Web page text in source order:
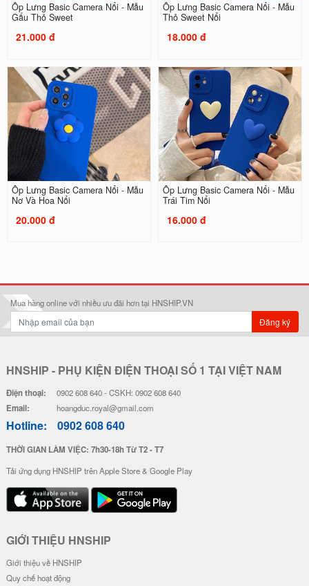
Ốp Lưng Basic Camera Nổi - Mẫu
Gấu Thỏ Sweet
21.000 đ
Ốp Lưng Basic Camera Nổi - Mẫu
Thỏ Sweet Nổi
18.000 đ
Ốp Lưng Basic Camera Nổi - Mẫu
Nơ Và Hoa Nổi
20.000 đ
Ốp Lưng Basic Camera Nổi - Mẫu
Trái Tim Nổi
16.000 đ
Mua hàng online với nhiều ưu đãi hơn tại HNSHIP.VN
Đăng ký
HNSHIP - PHỤ KIỆN ĐIỆN THOẠI SỐ 1 TẠI VIỆT NAM
Điện thoại: 0902 608 640 - CSKH: 0902 608 640
Email: hoangduc.royal@gmail.com
Hotline: 0902 608 640
THỜI GIAN LÀM VIỆC: 7h30-18h Từ T2 - T7
Tải ứng dụng HNSHIP trên Apple Store & Google Play
GIỚI THIỆU HNSHIP
Giới thiệu về HNSHIP
Quy chế hoạt động